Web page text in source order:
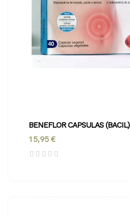
BENEFLOR CAPSULAS (BACIL)
15,95 €